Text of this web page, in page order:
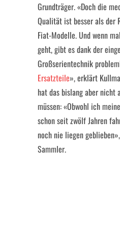
Grundträger. «Doch die
Qualität ist besser als der
Fiat-Modelle. Und wenn
geht, gibt es dank der
Großserientechnik
Ersatzteile», erklärt
hat das bislang aber nicht
müssen: «Obwohl ich
schon seit zwölf Jahren
noch nie liegen
Sammler.